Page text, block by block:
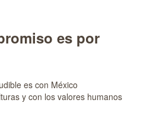
es por
es con México
y con los valores humanos